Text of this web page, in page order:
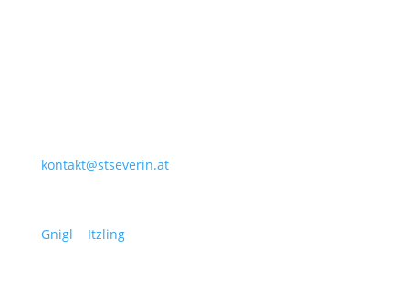
kontakt@stseverin.at
Gnigl
Itzling